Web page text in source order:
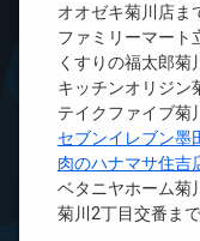
オオゼキ菊川店ま
ファミリーマート
くすりの福太郎菊
キッチンオリジン
テイクファイブ菊
セブンイレブン墨
肉のハナマサ住吉
ベタニヤホーム菊
菊川2丁目交番ま